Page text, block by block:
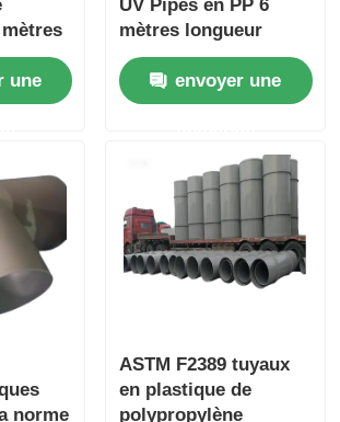
de
mm,
une
UV Pipes en PP 6
mètres longueur
standard haute
résistance aux acides
résistance chimique
industrielles
envoyer une
norme
ASTM F2389 tuyaux
en plastique de
polypropylène